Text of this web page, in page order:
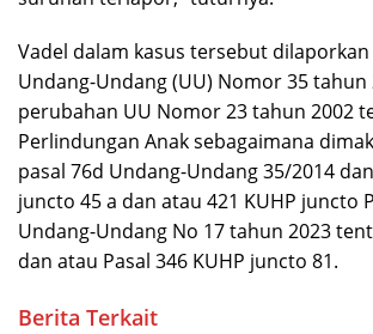
Vadel dalam kasus tersebut
Undang-Undang (UU) Nomor 35
perubahan UU Nomor 23 tahun 2002
Perlindungan Anak sebagaimana
pasal 76d Undang-Undang 35/2014
juncto 45 a dan atau 421 KUHP juncto
Undang-Undang No 17 tahun 2023
dan atau Pasal 346 KUHP juncto 81.
Berita Terkait